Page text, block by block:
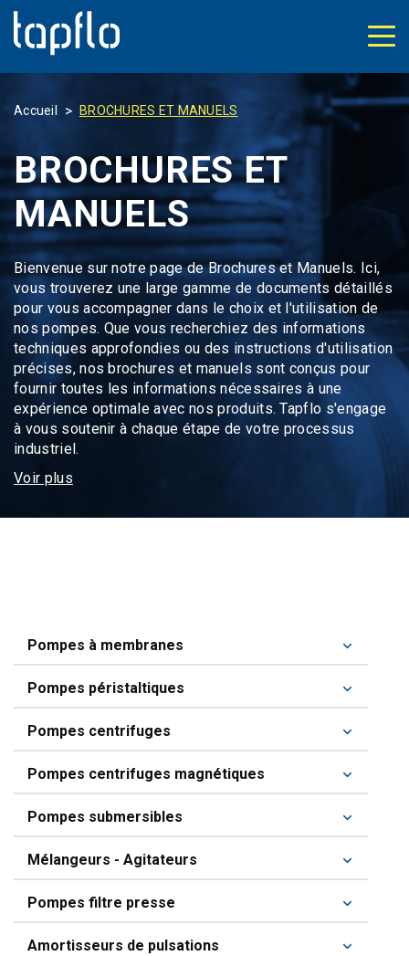
Accueil > BROCHURES ET MANUELS
BROCHURES ET
MANUELS
Bienvenue sur notre page de Brochures et Manuels. Ici,
vous trouverez une large gamme de documents détaillés
pour vous accompagner dans le choix et l'utilisation de
nos pompes. Que vous recherchiez des informations
techniques approfondies ou des instructions d'utilisation
précises, nos brochures et manuels sont conçus pour
fournir toutes les informations nécessaires à une
expérience optimale avec nos produits. Tapflo s'engage
à vous soutenir à chaque étape de votre processus
industriel.
Voir plus
Pompes à membranes
Pompes péristaltiques
Pompes centrifuges
Pompes centrifuges magnétiques
Pompes submersibles
Mélangeurs - Agitateurs
Pompes filtre presse
Amortisseurs de pulsations